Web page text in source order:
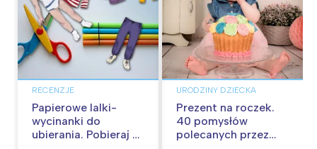
RECENZJE
Papierowe lalki-
wycinanki do
ubierania. Pobieraj za
URODZINY DZIECKA
Prezent na roczek.
40 pomysłów
polecanych przez